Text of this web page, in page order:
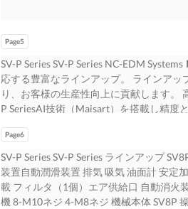
静岡サービスセンター 関西サービスセン
660-0807 長野県松本市野溝西2-9-62 愛
市東区北島町679-1 兵庫県尼崎市長洲西
TEL（: 076）423-5605 TEL（: 053）
ビスセンター 岡山サービスセンター 九
5106 〒710-0803 〒813-0035 〒861-
0421 TEL（: 082）927-6360 TEL（: 086
ース、レンタル、割賦のご相談は下記へ
部 〈関西支店リース営業部〉 〒141-
336-0027 さいたま市南区沼影1-18-6 兵
電機東日本メカトロソリューションセン
ねたFA制御 お客様の声にお応えする製
力とゆとりの 機品、エレベーター、エ
ム、その他 技術、駆動制御技術、メカ
に取り組んできました。そし ていま、時
から宇宙まで、あらゆる事業を通 シー
ボ、表示器、電動機、ホイスト、電
器、ノーヒューズ遮断器、漏電遮断器、
レンジしています。そのために、 用送風
ボット、クラッチ、自動車用電 装品、
メディア機器、その他 1. 形彫放電加工機の
. . . . . . . . . . . . . . . . . . . . . . . . . . . . . . . . . . . .
な視点で、暮らしを、ビジネスを、 情報通信
EDSCAN8E EA12E EA8 平成2年 3月出
12月出荷 平成7年 1月出荷 平成7年 1月
11年 10月出荷 32bit CNC搭載 NS粉末仕
2004 2006 2007 2008 2008 2008 VA10
EA28V ADVANCE EA8PV ADVANCE 平
4月出荷 平成18年 6月出荷 平成19年 1月
変位補正搭載 V電源（超硬回路標準装備
搭載 2010～ 3 2014 2015 2016 2016 2018
成27年 3月出荷 平成28年 2月出荷 平成28
Page5
SV-P Series SV-P Series NC-EDM
応する豊富なラインアップ。 ラインア
り、お客様の生産性向上に貢献します。
P SeriesAI技術（Maisart）を搭載し精度
求し、様々な加工に対応 中・大形高性能
ンダードモデル 7 SV-P Series 8 形彫放電
Page6
SV-P Series SV-P Series ラインアップ
装置自動潤滑装置 排気 吸気 油面計 安定
載 フィルタ（1個）エア供給口 自動消火
機 8-M10ネジ 4-M8ネジ 機械本体 SV8P